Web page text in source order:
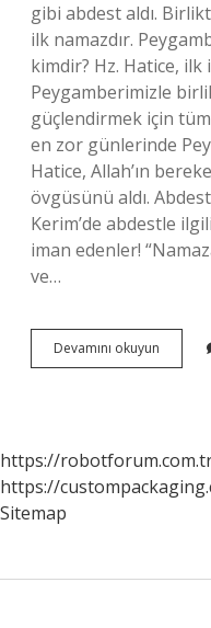
gibi abdest aldı.
ilk namazdır.
kimdir? Hz. Hatice, ilk
Peygamberimizle
güçlendirmek için tüm
en zor günlerinde
Hatice, Allah’ın
övgüsünü aldı.
Kerim’de abdestle
iman edenler!
ve…
Devamını okuyun
https://
https://
Sitemap